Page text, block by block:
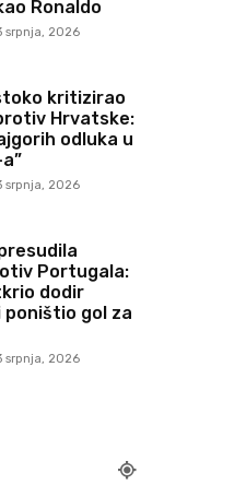
Ronaldo
srpnja, 2026
kritizirao
Hrvatske:
odluka u
srpnja, 2026
Portugala:
dodir
poništio gol za
srpnja, 2026